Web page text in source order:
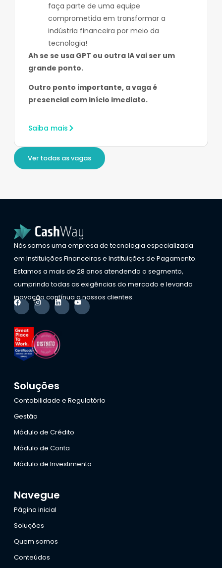
Ver todas as vagas
faça parte de uma equipe
comprometida em transformar a
indústria financeira por meio da
tecnologia!
Ah se se usa GPT ou outra IA vai ser um
grande ponto.
Outro ponto importante, a vaga é
presencial com início imediato.
Saiba mais
Nós somos uma empresa de tecnologia especializada
em Instituições Financeiras e Instituições de Pagamento.
Estamos a mais de 28 anos atendendo o segmento,
cumprindo todas as exigências do mercado e levando
inovação contínua a nossos clientes.
Soluções
Contabilidade e Regulatório
Gestão
Módulo de Crédito
Módulo de Conta
Módulo de Investimento
Navegue
Página inicial
Soluções
Quem somos
Conteúdos